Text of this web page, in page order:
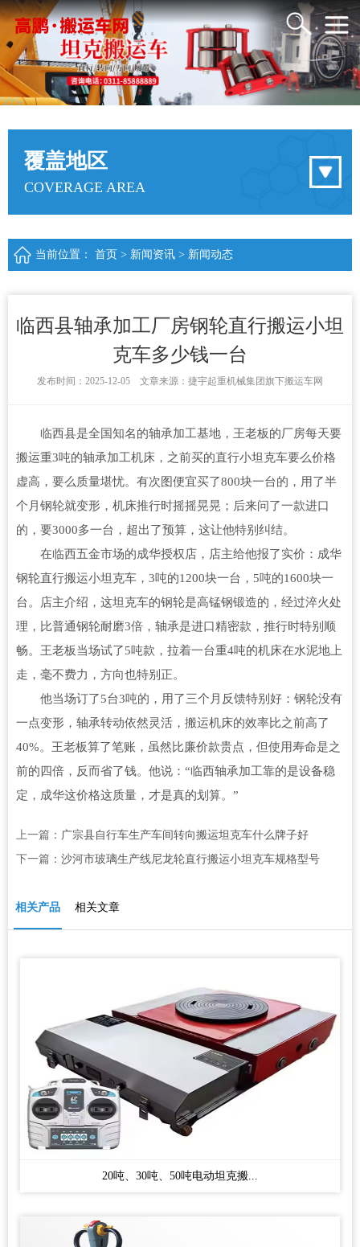
覆盖地区
COVERAGE AREA
当前位置： 首页 > 新闻资讯 > 新闻动态
临西县轴承加工厂房钢轮直行搬运小坦
克车多少钱一台
发布时间：2025-12-05 文章来源：捷宇起重机械集团旗下搬运车网
临西县是全国知名的轴承加工基地，王老板的厂房每天要
搬运重3吨的轴承加工机床，之前买的直行小坦克车要么价格
虚高，要么质量堪忧。有次图便宜买了800块一台的，用了半
个月钢轮就变形，机床推行时摇摇晃晃；后来问了一款进口
的，要3000多一台，超出了预算，这让他特别纠结。
在临西五金市场的成华授权店，店主给他报了实价：成华
钢轮直行搬运小坦克车，3吨的1200块一台，5吨的1600块一
台。店主介绍，这坦克车的钢轮是高锰钢锻造的，经过淬火处
理，比普通钢轮耐磨3倍，轴承是进口精密款，推行时特别顺
畅。王老板当场试了5吨款，拉着一台重4吨的机床在水泥地上
走，毫不费力，方向也特别正。
他当场订了5台3吨的，用了三个月反馈特别好：钢轮没有
一点变形，轴承转动依然灵活，搬运机床的效率比之前高了
40%。王老板算了笔账，虽然比廉价款贵点，但使用寿命是之
前的四倍，反而省了钱。他说：“临西轴承加工靠的是设备稳
定，成华这价格这质量，才是真的划算。”
上一篇： 广宗县自行车生产车间转向搬运坦克车什么牌子好
下一篇： 沙河市玻璃生产线尼龙轮直行搬运小坦克车规格型号
相关产品 相关文章
20吨、30吨、50吨电动坦克搬...